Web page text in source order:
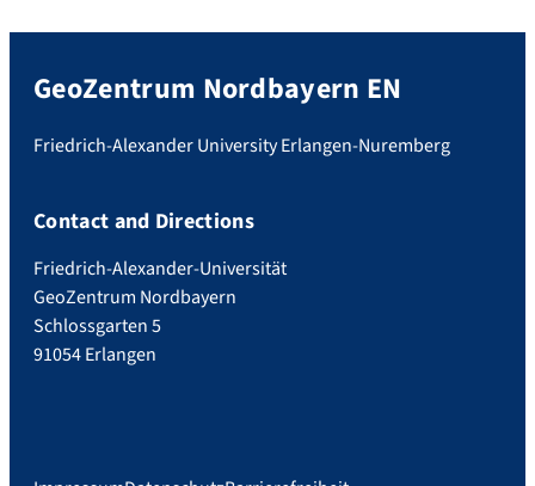
GeoZentrum Nordbayern EN
Friedrich-Alexander University Erlangen-Nuremberg
Contact and Directions
Friedrich-Alexander-Universität
GeoZentrum Nordbayern
Schlossgarten 5
91054 Erlangen